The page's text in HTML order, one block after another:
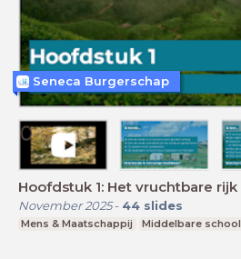
Hoofdstuk 1: Het vruchtbare rijk
November 2025- 44 slides
Mens & Maatschappij Middelbare school
Seneca Burgerschap